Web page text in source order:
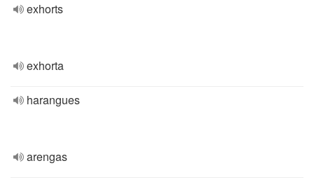
exhorts
exhorta
harangues
arengas